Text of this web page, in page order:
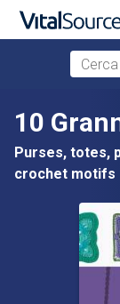
Cerca
10
Purses, totes,
crochet motifs